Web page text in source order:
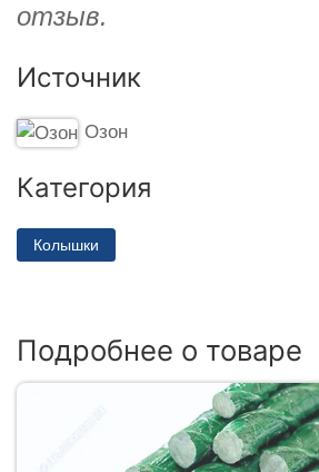
отзыв.
Источник
Озон
Категория
Колышки
Подробнее о товаре